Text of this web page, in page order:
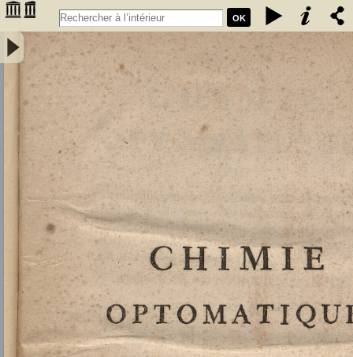
OK
Chimie optomatique ou l'art d'apprendre facilement cette science en
aidant le discours, de tableaux, de figures et de caractères
symboliques, afin de mieux saisir, par la vue, les rapports de la
composition et de la décomposition des corps par F. G. Courrejolles.
Livre premier. Minéraux - Courrejolles, François-Gabriel